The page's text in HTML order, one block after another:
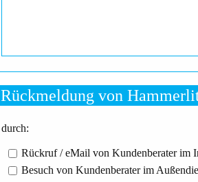
Rückmeldung von
durch:
Rückruf / eMail von Kundenberater im
Besuch von Kundenberater im